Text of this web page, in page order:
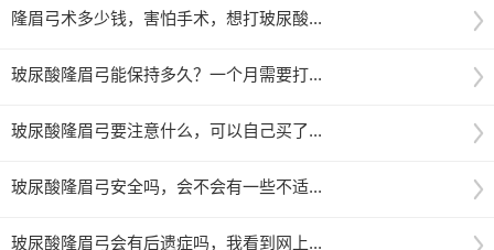
隆眉弓术多少钱，害怕手术，想打玻尿酸...
玻尿酸隆眉弓能保持多久？一个月需要打...
玻尿酸隆眉弓要注意什么，可以自己买了...
玻尿酸隆眉弓安全吗，会不会有一些不适...
玻尿酸隆眉弓会有后遗症吗，我看到网上...